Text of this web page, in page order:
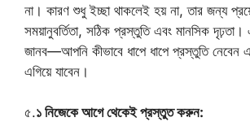
না। কারণ শুধু ইচ্ছা থাকলেই হয় না, তার জন্য
সময়ানুবর্তিতা, সঠিক প্রস্তুতি এবং মানসিক
জানব—আপনি কীভাবে ধাপে ধাপে প্রস্তুতি নেবেন
এগিয়ে যাবেন।
৫.১ নিজেকে আগে থেকেই প্রস্তুত করুন: